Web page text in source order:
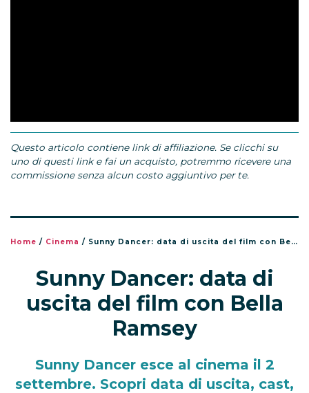
Questo articolo contiene link di affiliazione. Se clicchi su
uno di questi link e fai un acquisto, potremmo ricevere una
commissione senza alcun costo aggiuntivo per te.
Home / Cinema / Sunny Dancer: data di uscita del film con Bella Ramsey
Sunny Dancer: data di
uscita del film con Bella
Ramsey
Sunny Dancer esce al cinema il 2
settembre. Scopri data di uscita, cast,